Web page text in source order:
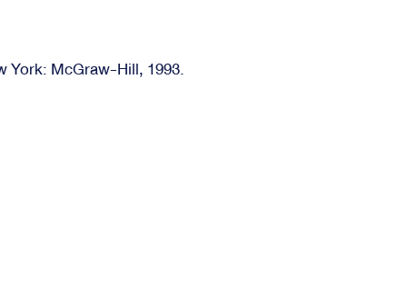
York: McGraw-Hill, 1993.